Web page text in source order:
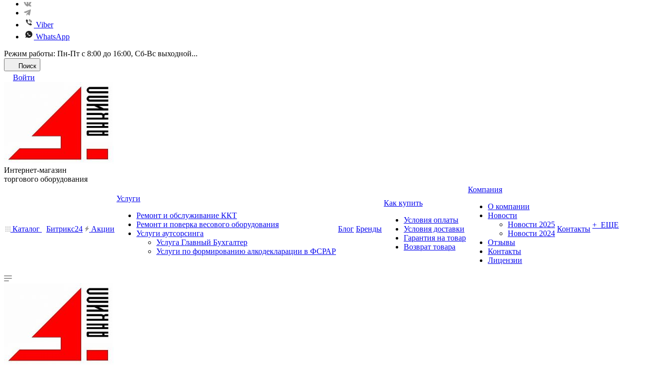
Viber
WhatsApp
Режим работы: Пн-Пт с 8:00 до 16:00, Cб-Вс выходной...
Поиск
Войти
Интернет-магазин
торгового оборудования
Каталог Битрикс24 Акции
Услуги
Ремонт и обслуживание ККТ
Ремонт и поверка весового оборудования
Услуги аутсорсинга
Услуга Главный Бухгалтер
Услуги по формированию алкодекларации в ФСРАР
Блог Бренды
Как купить
Условия оплаты
Условия доставки
Гарантия на товар
Возврат товара
Компания
О компании
Новости
Новости 2025
Новости 2024
Отзывы
Контакты
Лицензии
Контакты + ЕЩЕ